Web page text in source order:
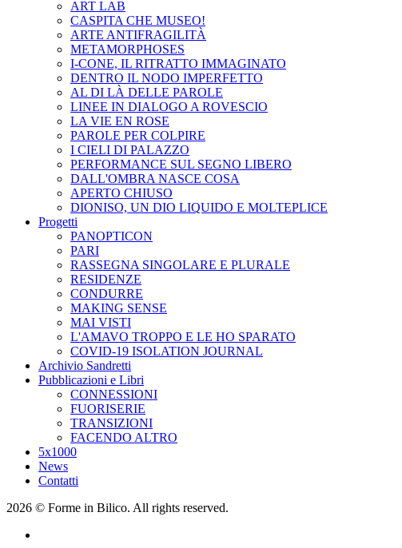
ART LAB
CASPITA CHE MUSEO!
ARTE ANTIFRAGILITÀ
METAMORPHOSES
I-CONE, IL RITRATTO IMMAGINATO
DENTRO IL NODO IMPERFETTO
AL DI LÀ DELLE PAROLE
LINEE IN DIALOGO A ROVESCIO
LA VIE EN ROSE
PAROLE PER COLPIRE
I CIELI DI PALAZZO
PERFORMANCE SUL SEGNO LIBERO
DALL'OMBRA NASCE COSA
APERTO CHIUSO
DIONISO, UN DIO LIQUIDO E MOLTEPLICE
Progetti
PANOPTICON
PARI
RASSEGNA SINGOLARE E PLURALE
RESIDENZE
CONDURRE
MAKING SENSE
MAI VISTI
L'AMAVO TROPPO E LE HO SPARATO
COVID-19 ISOLATION JOURNAL
Archivio Sandretti
Pubblicazioni e Libri
CONNESSIONI
FUORISERIE
TRANSIZIONI
FACENDO ALTRO
5x1000
News
Contatti
2026 © Forme in Bilico. All rights reserved.